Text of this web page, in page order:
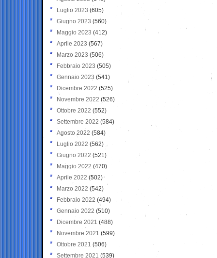
Luglio 2023 (605)
Giugno 2023 (560)
Maggio 2023 (412)
Aprile 2023 (567)
Marzo 2023 (506)
Febbraio 2023 (505)
Gennaio 2023 (541)
Dicembre 2022 (525)
Novembre 2022 (526)
Ottobre 2022 (552)
Settembre 2022 (584)
Agosto 2022 (584)
Luglio 2022 (562)
Giugno 2022 (521)
Maggio 2022 (470)
Aprile 2022 (502)
Marzo 2022 (542)
Febbraio 2022 (494)
Gennaio 2022 (510)
Dicembre 2021 (488)
Novembre 2021 (599)
Ottobre 2021 (506)
Settembre 2021 (539)